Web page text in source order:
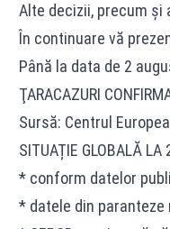
Alte decizii, precum
În continuare vă
Până la data de 2
ŢARACAZURI
Sursă: Centrul
SITUAȚIE GLOBALĂ
* conform datelor
* datele din paranteze